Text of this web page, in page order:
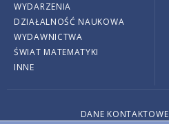
WYDARZENIA
DZIAŁALNOŚĆ NAUKOWA
WYDAWNICTWA
ŚWIAT MATEMATYKI
INNE
DANE KONTAKTOWE